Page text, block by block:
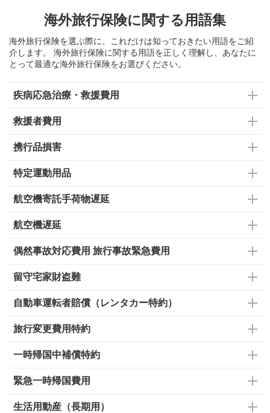
海外旅行保険に関する用語集
海外旅行保険を選ぶ際に、これだけは知っておきたい用語をご紹
介します。 海外旅行保険に関する用語を正しく理解し、あなたに
とって最適な海外旅行保険をお選びください。
疾病応急治療・救援費用
救援者費用
携行品損害
特定運動用品
航空機寄託手荷物遅延
航空機遅延
偶然事故対応費用 旅行事故緊急費用
留守宅家財盗難
自動車運転者賠償（レンタカー特約）
旅行変更費用特約
一時帰国中補償特約
緊急一時帰国費用
生活用動産（長期用）